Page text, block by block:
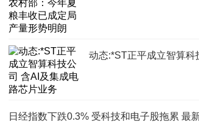
动态:*ST正平成立智算
日经指数下跌0.3% 受科技和电子股拖累 最